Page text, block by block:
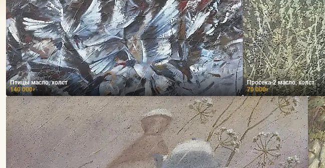
Птицы масло, холст
140 000₽
Просека-2 масло, холст
70 000₽